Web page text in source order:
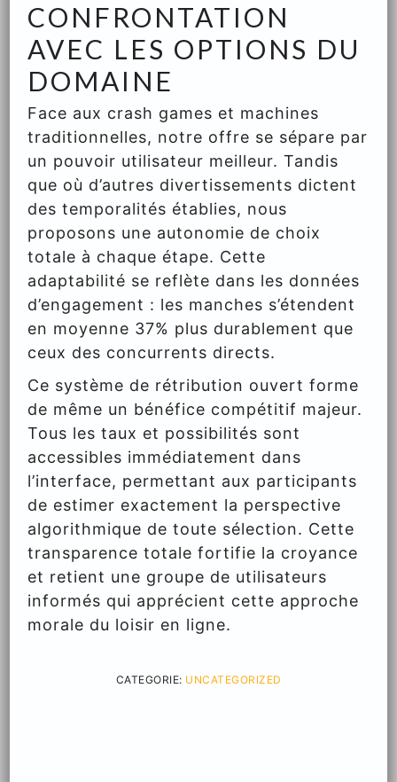
CONFRONTATION
AVEC LES OPTIONS DU
DOMAINE
Face aux crash games et machines
traditionnelles, notre offre se sépare par
un pouvoir utilisateur meilleur. Tandis
que où d’autres divertissements dictent
des temporalités établies, nous
proposons une autonomie de choix
totale à chaque étape. Cette
adaptabilité se reflète dans les données
d’engagement : les manches s’étendent
en moyenne 37% plus durablement que
ceux des concurrents directs.
Ce système de rétribution ouvert forme
de même un bénéfice compétitif majeur.
Tous les taux et possibilités sont
accessibles immédiatement dans
l’interface, permettant aux participants
de estimer exactement la perspective
algorithmique de toute sélection. Cette
transparence totale fortifie la croyance
et retient une groupe de utilisateurs
informés qui apprécient cette approche
morale du loisir en ligne.
CATEGORIE: UNCATEGORIZED